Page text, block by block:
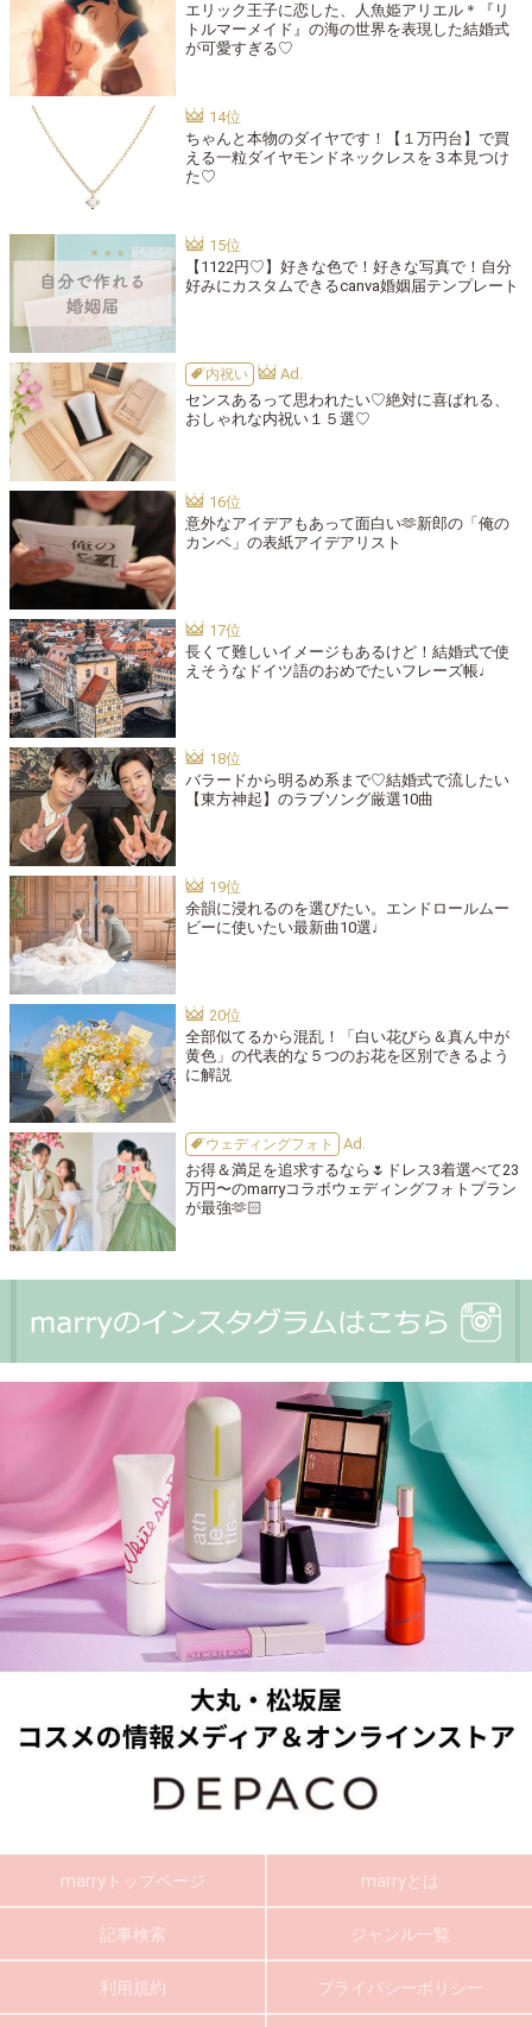
エリック王子に恋した、人魚姫アリエル＊『リ
トルマーメイド』の海の世界を表現した結婚式
が可愛すぎる♡
ちゃんと本物のダイヤです！【１万円台】で買
える一粒ダイヤモンドネックレスを３本見つけ
た♡
【1122円♡】好きな色で！好きな写真で！自分
好みにカスタムできるcanva婚姻届テンプレート
内祝い
センスあるって思われたい♡絶対に喜ばれる、
おしゃれな内祝い１５選♡
意外なアイデアもあって面白い🫶新郎の「俺の
カンペ」の表紙アイデアリスト
長くて難しいイメージもあるけど！結婚式で使
えそうなドイツ語のおめでたいフレーズ帳♩
バラードから明るめ系まで♡結婚式で流したい
【東方神起】のラブソング厳選10曲
余韻に浸れるのを選びたい。エンドロールムー
ビーに使いたい最新曲10選♩
全部似てるから混乱！「白い花びら＆真ん中が
黄色」の代表的な５つのお花を区別できるよう
に解説
ウェディングフォト
お得＆満足を追求するなら🌷ドレス3着選べて23
万円〜のmarryコラボウェディングフォトプラン
が最強🫶🏻
marryトップページ marryとは
記事検索 ジャンル一覧
利用規約 プライバシーポリシー